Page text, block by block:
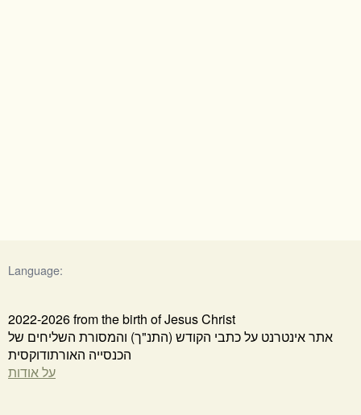
Language:
2022-2026 from the birth of Jesus Christ
אתר אינטרנט על כתבי הקודש (התנ"ך) והמסורת השליחים של
הכנסייה האורתודוקסית
על אודות